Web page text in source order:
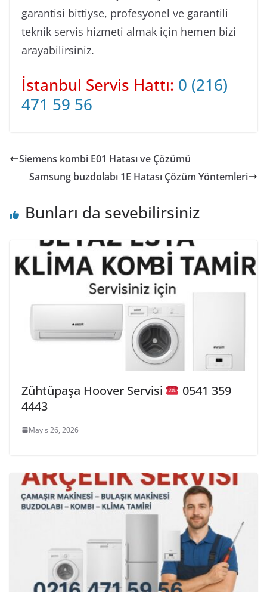
garantisi bittiyse, profesyonel ve garantili
teknik servis hizmeti almak için hemen bizi
arayabilirsiniz.
İstanbul Servis Hattı: 0 (216)
471 59 56
Siemens kombi E01 Hatası ve Çözümü
Samsung buzdolabı 1E Hatası Çözüm Yöntemleri
Bunları da sevebilirsiniz
Zühtüpaşa Hoover Servisi
0541 359
4443
Mayıs 26, 2026